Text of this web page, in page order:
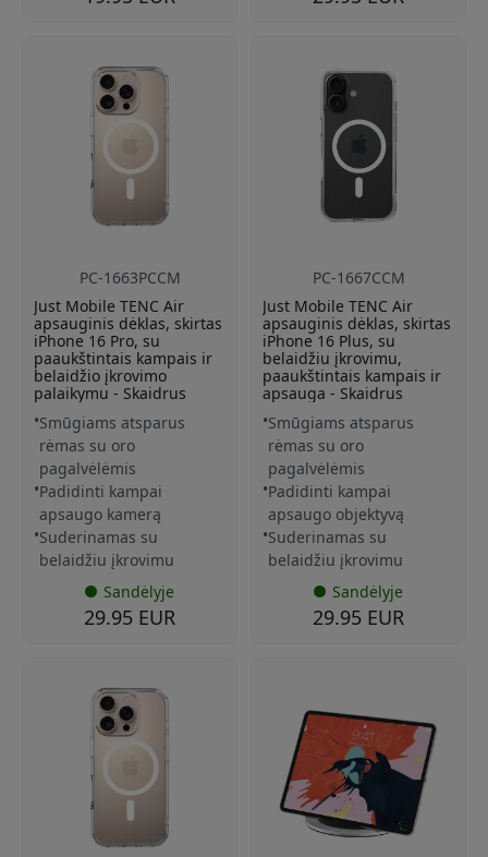
PC-1663PCCM
Just Mobile TENC Air
apsauginis dėklas, skirtas
iPhone 16 Pro, su
paaukštintais kampais ir
belaidžio įkrovimo
palaikymu - Skaidrus
Smūgiams atsparus
rėmas su oro
pagalvėlėmis
Padidinti kampai
apsaugo kamerą
Suderinamas su
belaidžiu įkrovimu
Sandėlyje
29.95 EUR
PC-1667CCM
Just Mobile TENC Air
apsauginis dėklas, skirtas
iPhone 16 Plus, su
belaidžiu įkrovimu,
paaukštintais kampais ir
apsauga - Skaidrus
Smūgiams atsparus
rėmas su oro
pagalvėlėmis
Padidinti kampai
apsaugo objektyvą
Suderinamas su
belaidžiu įkrovimu
Sandėlyje
29.95 EUR